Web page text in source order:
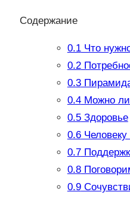
Содержание
0.1Что
0.2
0.3
0.4Можно ли
0.5Здоровье
0.6Человеку
0.7
0.8
0.9